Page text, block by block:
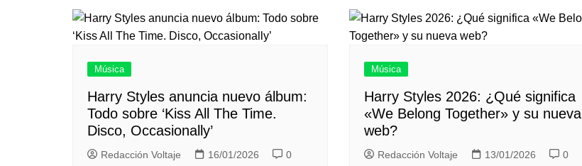
Música
Harry Styles anuncia nuevo álbum:
Todo sobre ‘Kiss All The Time.
Disco, Occasionally’
Redacción Voltaje 16/01/2026 0
Música
Harry Styles 2026: ¿Qué significa
«We Belong Together» y su nueva
web?
Redacción Voltaje 13/01/2026 0